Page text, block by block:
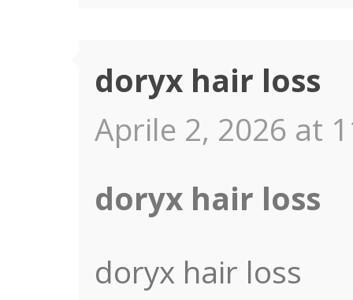
doryx hair loss
Aprile 2, 2026 at
doryx hair loss
doryx hair loss